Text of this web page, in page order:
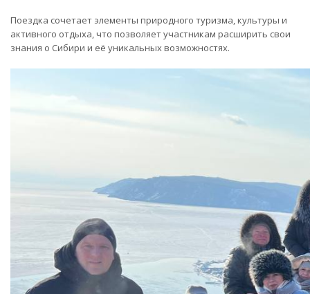
Поездка сочетает элементы природного туризма, культуры и
активного отдыха, что позволяет участникам расширить свои
знания о Сибири и её уникальных возможностях.